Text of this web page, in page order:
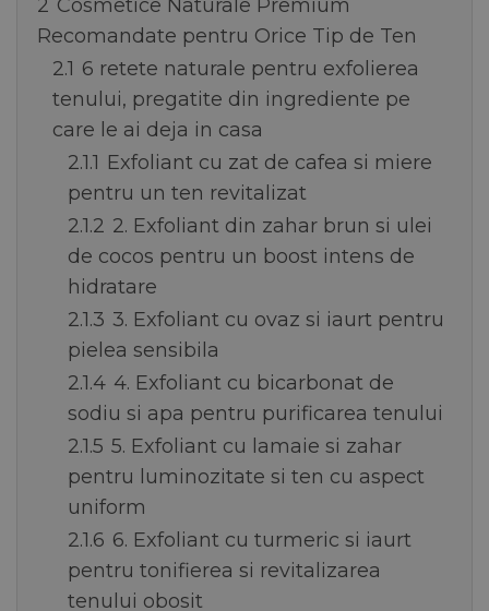
2 Cosmetice Naturale Premium
Recomandate pentru Orice Tip de Ten
2.1 6 retete naturale pentru exfolierea
tenului, pregatite din ingrediente pe
care le ai deja in casa
2.1.1 Exfoliant cu zat de cafea si miere
pentru un ten revitalizat
2.1.2 2. Exfoliant din zahar brun si ulei
de cocos pentru un boost intens de
hidratare
2.1.3 3. Exfoliant cu ovaz si iaurt pentru
pielea sensibila
2.1.4 4. Exfoliant cu bicarbonat de
sodiu si apa pentru purificarea tenului
2.1.5 5. Exfoliant cu lamaie si zahar
pentru luminozitate si ten cu aspect
uniform
2.1.6 6. Exfoliant cu turmeric si iaurt
pentru tonifierea si revitalizarea
tenului obosit